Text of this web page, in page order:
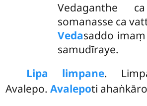
Vedaganthe
somanasse ca
Vedasaddo
samudīraye.
Lipa limpane.
Avalepo.Avalepoti